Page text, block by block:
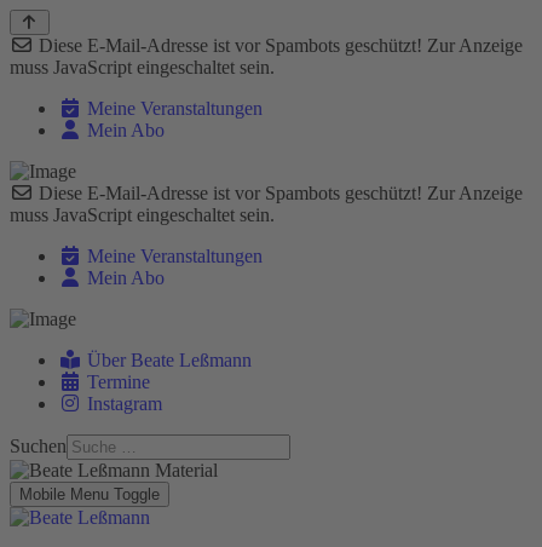
Diese E-Mail-Adresse ist vor Spambots geschützt! Zur Anzeige
muss JavaScript eingeschaltet sein.
Meine Veranstaltungen
Mein Abo
Diese E-Mail-Adresse ist vor Spambots geschützt! Zur Anzeige
muss JavaScript eingeschaltet sein.
Meine Veranstaltungen
Mein Abo
Über Beate Leßmann
Termine
Instagram
Suchen
Mobile Menu Toggle